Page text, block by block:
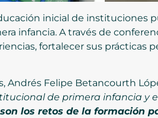
inicial de instituciones
infancia. A través de
fortalecer sus prácticas
Andrés Felipe Betancourth
de primera infancia y
los retos de la formación